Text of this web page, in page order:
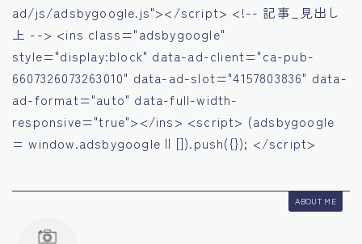
ad/js/adsbygoogle.js"></script> <!-- 記事_見出し
上 --> <ins class="adsbygoogle"
style="display:block" data-ad-client="ca-pub-
6607326073263010" data-ad-slot="4157803836" data-
ad-format="auto" data-full-width-
responsive="true"></ins> <script> (adsbygoogle
= window.adsbygoogle || []).push({}); </script>
ABOUT ME